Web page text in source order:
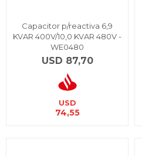
Capacitor p/reactiva 6,9
KVAR 400V/10,0 KVAR 480V -
WE0480
USD 87,70
USD
74,55